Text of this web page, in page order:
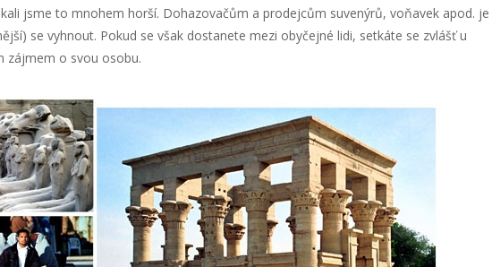
jsme to mnohem horší. Dohazovačům a prodejcům suvenýrů, voňavek apod. je
se vyhnout. Pokud se však dostanete mezi obyčejné lidi, setkáte se zvlášť u
zájmem o svou osobu.